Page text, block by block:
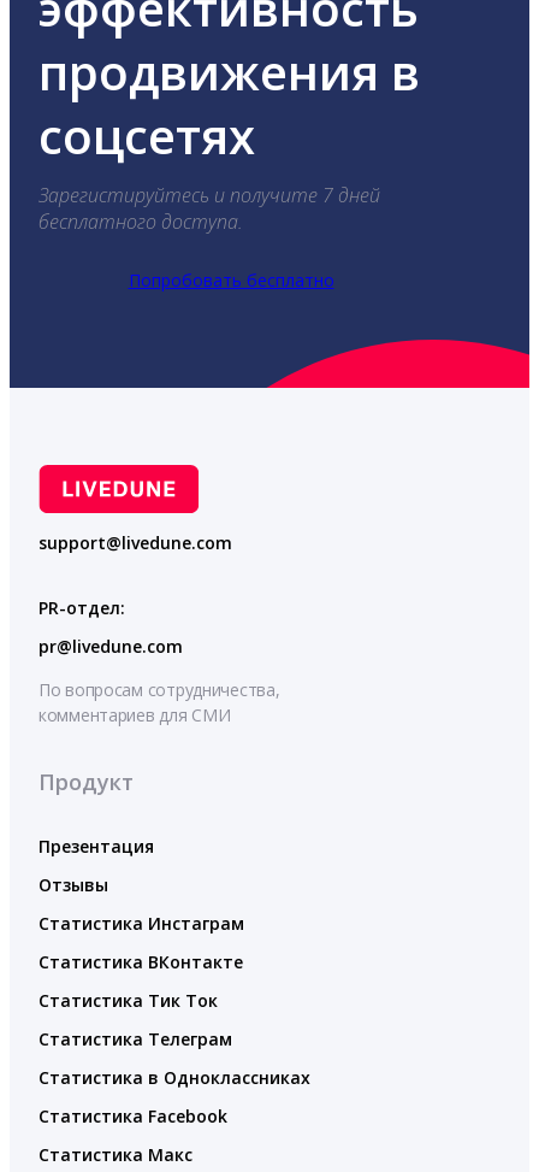
продвижения в
соцсетях
Зарегистируйтесь и получите 7 дней
бесплатного доступа.
Попробовать бесплатно
support@livedune.com
PR-отдел:
pr@livedune.com
По вопросам сотрудничества,
комментариев для СМИ
Продукт
Презентация
Отзывы
Статистика Инстаграм
Статистика ВКонтакте
Статистика Тик Ток
Статистика Телеграм
Статистика в Одноклассниках
Статистика Facebook
Статистика Макс